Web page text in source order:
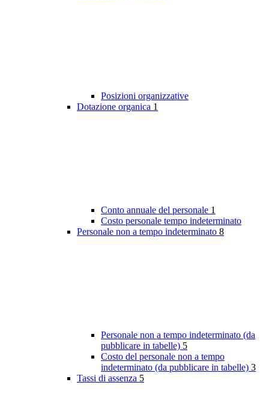
Posizioni organizzative
Dotazione organica 1
Conto annuale del personale 1
Costo personale tempo indeterminato
Personale non a tempo indeterminato 8
Personale non a tempo indeterminato (da
pubblicare in tabelle) 5
Costo del personale non a tempo
indeterminato (da pubblicare in tabelle) 3
Tassi di assenza 5